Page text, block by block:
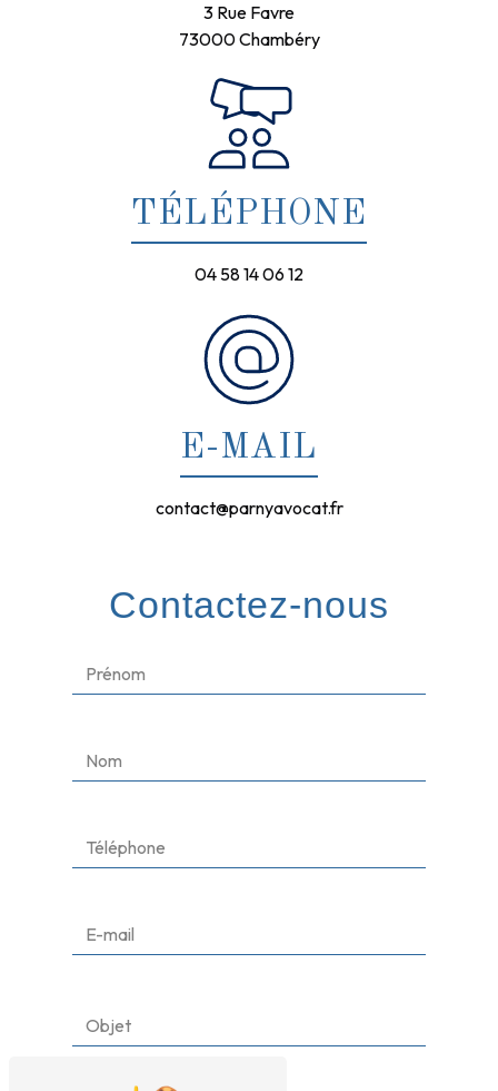
3 Rue Favre
73000 Chambéry
TÉLÉPHONE
04 58 14 06 12
E-MAIL
contact@parnyavocat.fr
Contactez-nous